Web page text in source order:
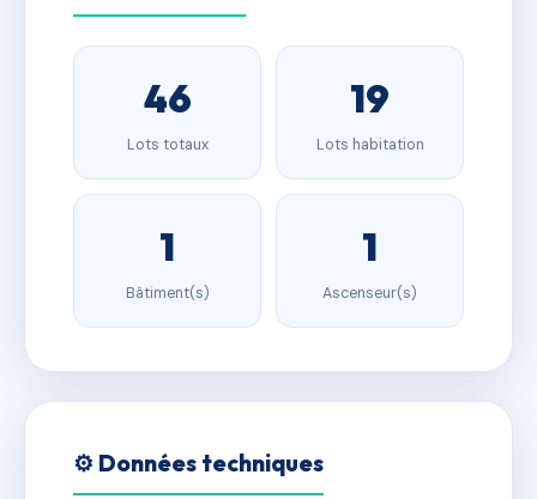
46
Lots totaux
19
Lots habitation
1
Bâtiment(s)
1
Ascenseur(s)
⚙️ Données techniques